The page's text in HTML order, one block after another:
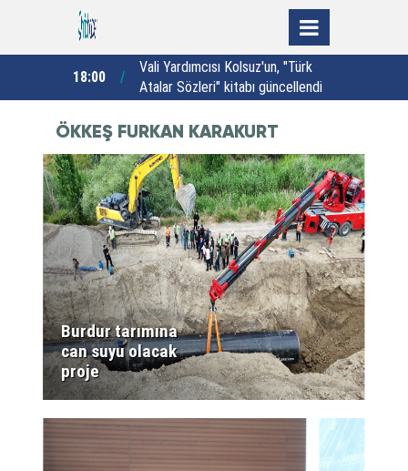
18:00
Vali Yardımcısı Kolsuz'un, "Türk
Atalar Sözleri" kitabı güncellendi
ÖKKEŞ FURKAN KARAKURT
HABERLERI
Burdur tarımına
can suyu olacak
proje